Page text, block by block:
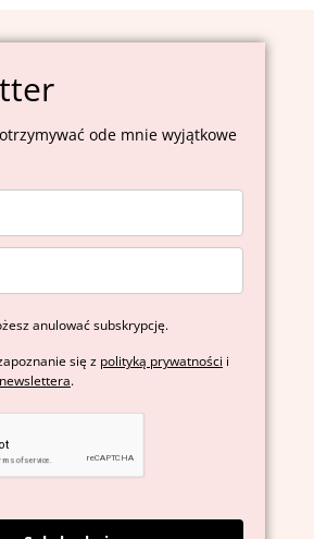
ode mnie wyjątkowe
anulować subskrypcję.
się z polityką prywatności i
.